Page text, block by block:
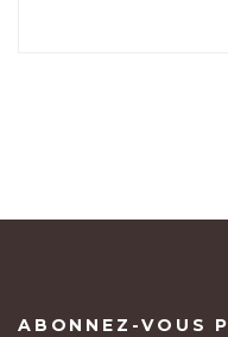
ABONNEZ-VOUS